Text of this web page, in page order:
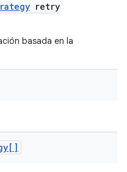
retry
basada en la